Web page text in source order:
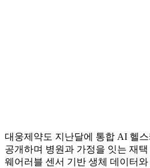
대웅제약도 지난달에 통합 AI 헬스
공개하며 병원과 가정을 잇는 재
웨어러블 센서 기반 생체 데이터